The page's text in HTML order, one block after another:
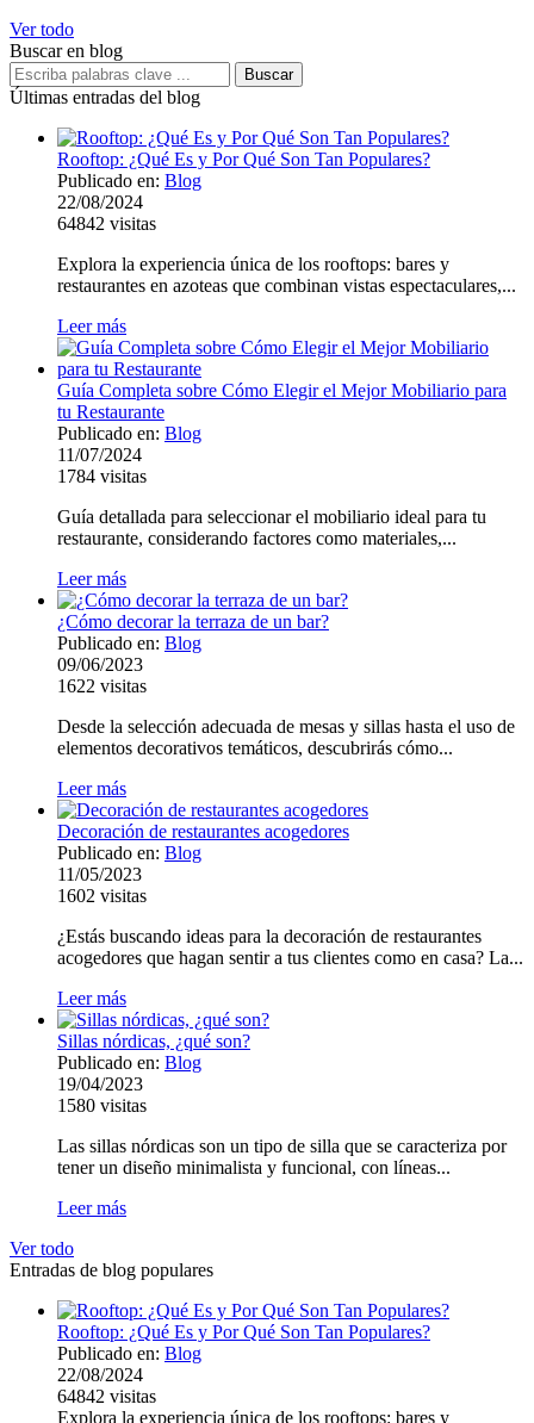
Ver todo
Buscar en blog
Últimas entradas del blog
Rooftop: ¿Qué Es y Por Qué Son Tan Populares?
Publicado en: Blog
22/08/2024
64842 visitas
Explora la experiencia única de los rooftops: bares y
restaurantes en azoteas que combinan vistas espectaculares,...
Leer más
Guía Completa sobre Cómo Elegir el Mejor Mobiliario para
tu Restaurante
Publicado en: Blog
11/07/2024
1784 visitas
Guía detallada para seleccionar el mobiliario ideal para tu
restaurante, considerando factores como materiales,...
Leer más
¿Cómo decorar la terraza de un bar?
Publicado en: Blog
09/06/2023
1622 visitas
Desde la selección adecuada de mesas y sillas hasta el uso de
elementos decorativos temáticos, descubrirás cómo...
Leer más
Decoración de restaurantes acogedores
Publicado en: Blog
11/05/2023
1602 visitas
¿Estás buscando ideas para la decoración de restaurantes
acogedores que hagan sentir a tus clientes como en casa? La...
Leer más
Sillas nórdicas, ¿qué son?
Publicado en: Blog
19/04/2023
1580 visitas
Las sillas nórdicas son un tipo de silla que se caracteriza por
tener un diseño minimalista y funcional, con líneas...
Leer más
Ver todo
Entradas de blog populares
Rooftop: ¿Qué Es y Por Qué Son Tan Populares?
Publicado en: Blog
22/08/2024
64842 visitas
Explora la experiencia única de los rooftops: bares y